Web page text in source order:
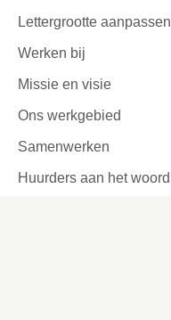
Lettergrootte aanpassen
Werken bij
Missie en visie
Ons werkgebied
Samenwerken
Huurders aan het woord